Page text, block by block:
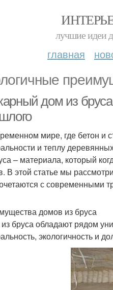
лучшие идеи
главная
дом из
мире, где бетон и
и теплу
– материала, который
В этой статье мы
с современными
домов из бруса
бруса обладают рядом
экологичность и